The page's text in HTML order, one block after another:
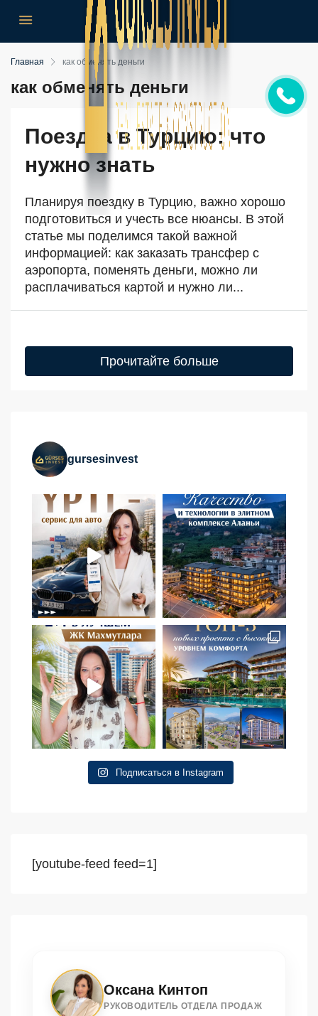
Главная как обменять деньги
как обменять деньги
Поездка в Турцию: что
нужно знать
Планируя поездку в Турцию, важно хорошо
подготовиться и учесть все нюансы. В этой
статье мы поделимся такой важной
информацией: как заказать трансфер с
аэропорта, поменять деньги, можно ли
расплачиваться картой и нужно ли...
Прочитайте больше
gursesinvest
Подписаться в Instagram
[youtube-feed feed=1]
Оксана Кинтоп
РУКОВОДИТЕЛЬ ОТДЕЛА ПРОДАЖ